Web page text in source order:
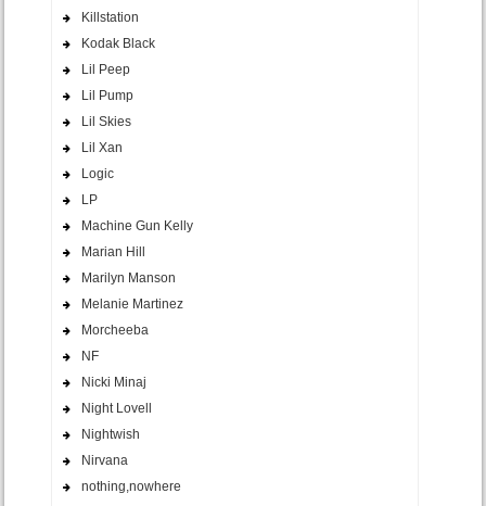
Killstation
Kodak Black
Lil Peep
Lil Pump
Lil Skies
Lil Xan
Logic
LP
Machine Gun Kelly
Marian Hill
Marilyn Manson
Melanie Martinez
Morcheeba
NF
Nicki Minaj
Night Lovell
Nightwish
Nirvana
nothing,nowhere